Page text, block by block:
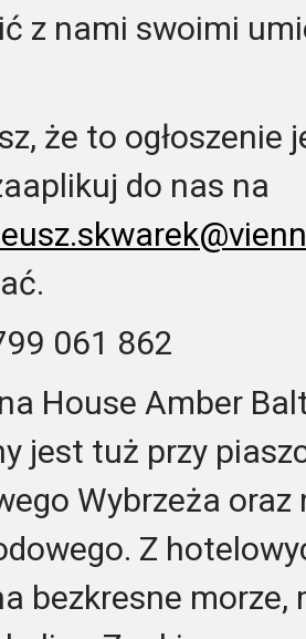
z nami swoimi
że to ogłoszenie
do nas na
061 862
House Amber
jest tuż przy
Wybrzeża
Z
bezkresne morze,